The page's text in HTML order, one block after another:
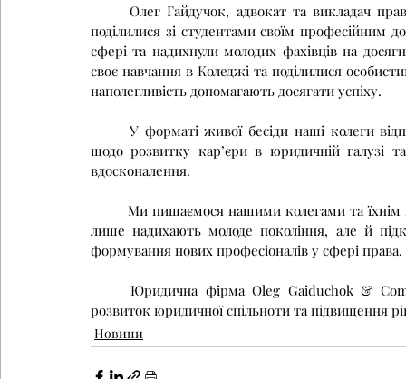
	Олег Гайдучок, адвокат та викладач права, разом із Ганною Гайдучок, юристом нашої фірми,
поділилися зі студентами своїм професійним
сфері та надихнули молодих фахівців на
своє навчання в Коледжі та поділилися
наполегливість допомагають досягати успіху.
щодо розвитку кар’єри в юридичній галузі
вдосконалення.
лише надихають молоде покоління, але й
формування нових професіоналів у сфері права.
	Юридична фірма Oleg Gaiduchok & Company ® завжди підтримує ініціативи, спрямовані на
розвиток юридичної спільноти та підвищення
Новини